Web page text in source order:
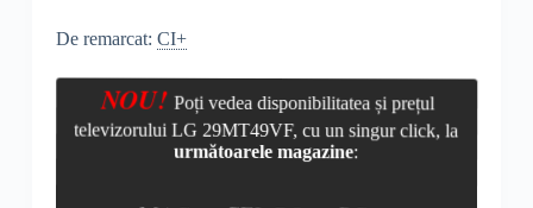
De remarcat: CI+
NOU! Poți vedea disponibilitatea și prețul
televizorului LG 29MT49VF, cu un singur click, la
următoarele magazine: